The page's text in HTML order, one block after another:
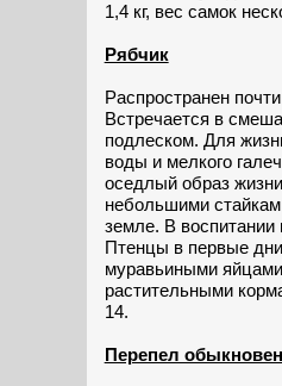
1,4 кг, вес самок
Рябчик
Распространен
Встречается в
подлеском. Для
воды и мелкого
оседлый образ
небольшими
земле. В воспитании
Птенцы в первые
муравьиными
растительными
14.
Перепел